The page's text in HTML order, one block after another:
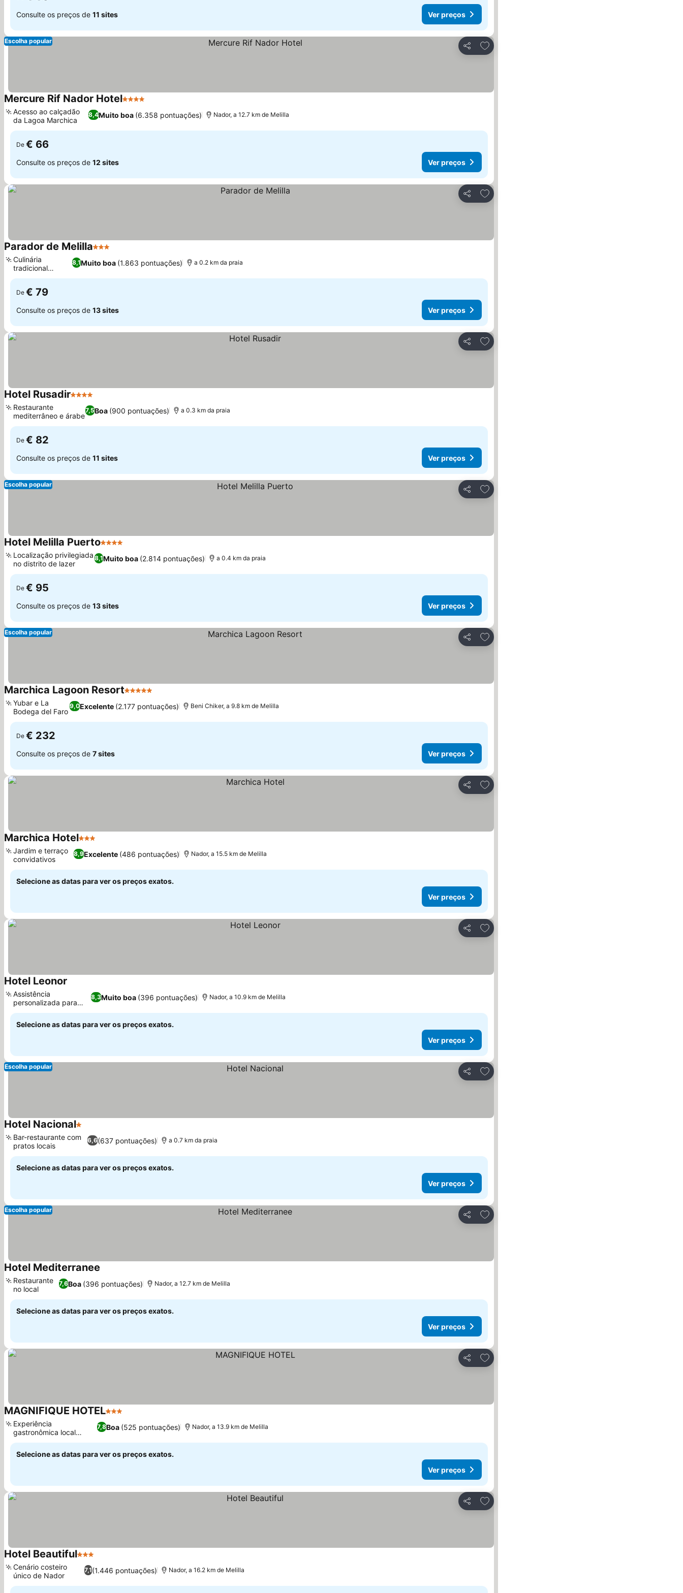
Consulte os preços de 11 sites Ver preços
Partilhar
Adicionar aos favoritos
Escolha popular
Mercure Rif Nador Hotel4 Estrelas
8,4Muito boa (6.358 pontuações)
Acesso ao calçadão
da Lagoa Marchica
Nador, a 12.7 km de Melilla
De € 66
Consulte os preços de 12 sites Ver preços
Partilhar
Adicionar aos favoritos
Parador de Melilla3 Estrelas
8,1Muito boa (1.863 pontuações)
Culinária
tradicional
andaluza
a 0.2 km da praia
De € 79
Consulte os preços de 13 sites Ver preços
Partilhar
Adicionar aos favoritos
Hotel Rusadir4 Estrelas
7,5Boa (900 pontuações)
Restaurante
mediterrâneo e árabe
a 0.3 km da praia
De € 82
Consulte os preços de 11 sites Ver preços
Partilhar
Adicionar aos favoritos
Escolha popular
Hotel Melilla Puerto4 Estrelas
8,1Muito boa (2.814 pontuações)
Localização privilegiada
no distrito de lazer
a 0.4 km da praia
De € 95
Consulte os preços de 13 sites Ver preços
Partilhar
Adicionar aos favoritos
Escolha popular
Marchica Lagoon Resort5 Estrelas
9,0Excelente (2.177 pontuações)
Yubar e La
Bodega del Faro
Beni Chiker, a 9.8 km de Melilla
De € 232
Consulte os preços de 7 sites Ver preços
Partilhar
Adicionar aos favoritos
Marchica Hotel3 Estrelas
8,9Excelente (486 pontuações)
Jardim e terraço
convidativos
Nador, a 15.5 km de Melilla
Selecione as datas para ver os preços exatos.
Ver preços
Partilhar
Adicionar aos favoritos
Hotel Leonor
8,3Muito boa (396 pontuações)
Assistência
personalizada para
passeios
Nador, a 10.9 km de Melilla
Selecione as datas para ver os preços exatos.
Ver preços
Partilhar
Adicionar aos favoritos
Escolha popular
Hotel Nacional1 Estrelas
6,6(637 pontuações)
Bar-restaurante com
pratos locais
a 0.7 km da praia
Selecione as datas para ver os preços exatos.
Ver preços
Partilhar
Adicionar aos favoritos
Escolha popular
Hotel Mediterranee
7,6Boa (396 pontuações)
Restaurante
no local
Nador, a 12.7 km de Melilla
Selecione as datas para ver os preços exatos.
Ver preços
Partilhar
Adicionar aos favoritos
MAGNIFIQUE HOTEL3 Estrelas
7,8Boa (525 pontuações)
Experiência
gastronômica local
autêntica
Nador, a 13.9 km de Melilla
Selecione as datas para ver os preços exatos.
Ver preços
Partilhar
Adicionar aos favoritos
Hotel Beautiful3 Estrelas
7,1(1.446 pontuações)
Cenário costeiro
único de Nador
Nador, a 16.2 km de Melilla